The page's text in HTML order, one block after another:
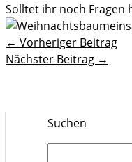
Solltet ihr noch Fragen
← Vorheriger Beitrag
Nächster Beitrag →
Suchen